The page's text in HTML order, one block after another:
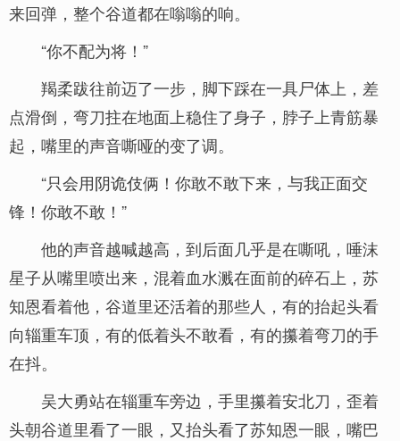
来回弹，整个谷道都在嗡嗡的响。
“你不配为将！”
羯柔跋往前迈了一步，脚下踩在一具尸体上，差
点滑倒，弯刀拄在地面上稳住了身子，脖子上青筋暴
起，嘴里的声音嘶哑的变了调。
“只会用阴诡伎俩！你敢不敢下来，与我正面交
锋！你敢不敢！”
他的声音越喊越高，到后面几乎是在嘶吼，唾沫
星子从嘴里喷出来，混着血水溅在面前的碎石上，苏
知恩看着他，谷道里还活着的那些人，有的抬起头看
向辎重车顶，有的低着头不敢看，有的攥着弯刀的手
在抖。
吴大勇站在辎重车旁边，手里攥着安北刀，歪着
头朝谷道里看了一眼，又抬头看了苏知恩一眼，嘴巴